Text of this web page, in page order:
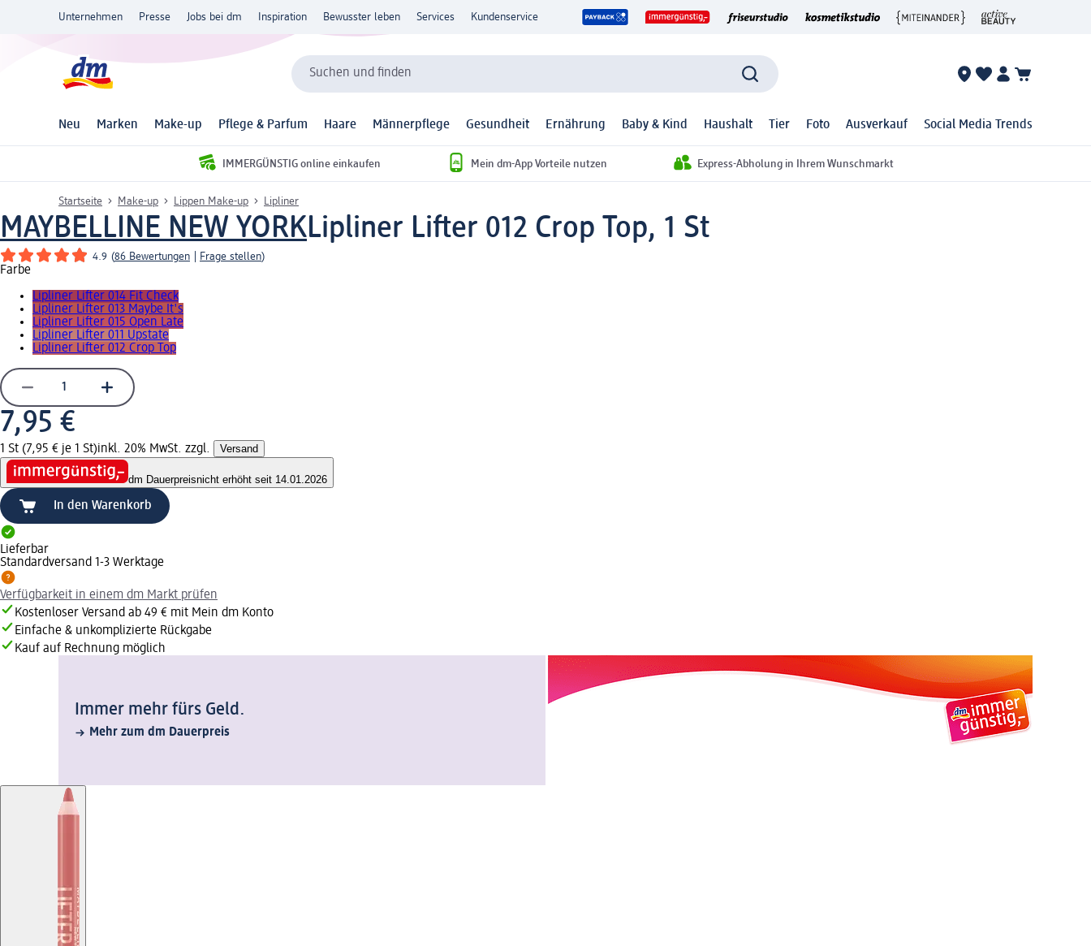
Unternehmen Presse Jobs bei dm Inspiration Bewusster leben Services Kundenservice
Suchen und finden
Neu Marken Make-up Pflege & Parfum Haare Männerpflege Gesundheit Ernährung Baby & Kind Haushalt Tier Foto Ausverkauf Social Media Trends
IMMERGÜNSTIG online einkaufen Mein dm-App Vorteile nutzen Express-Abholung in Ihrem Wunschmarkt
Startseite Make-up Lippen Make-up Lipliner
MAYBELLINE NEW YORKLipliner Lifter 012 Crop Top, 1 St
4.9 (86 Bewertungen Frage stellen)
Farbe
Lipliner Lifter 014 Fit Check
Lipliner Lifter 013 Maybe It's
Lipliner Lifter 015 Open Late
Lipliner Lifter 011 Upstate
Lipliner Lifter 012 Crop Top
7,95 €
1 St (7,95 € je 1 St)inkl. 20% MwSt. zzgl. Versand
dm Dauerpreisnicht erhöht seit 14.01.2026
In den Warenkorb
Lieferbar
Standardversand 1-3 Werktage
Verfügbarkeit in einem dm Markt prüfen
Kostenloser Versand ab 49 € mit Mein dm Konto
Einfache & unkomplizierte Rückgabe
Kauf auf Rechnung möglich
Immer mehr fürs Geld.
Mehr zum dm Dauerpreis